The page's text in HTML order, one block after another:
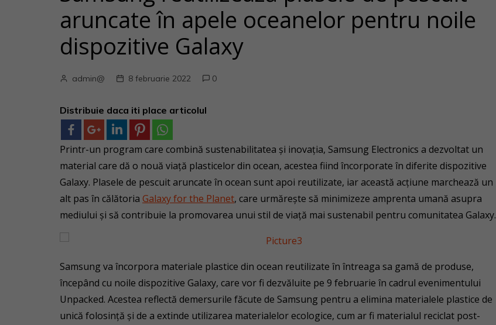
aruncate în apele oceanelor pentru noile
dispozitive Galaxy
admin@ 8 februarie 2022 0
Distribuie daca iti place articolul
Printr-un program care combină sustenabilitatea și inovația, Samsung Electronics a dezvoltat un
material care dă o nouă viață plasticelor din ocean, acestea fiind încorporate în diferite dispozitive
Galaxy. Plasele de pescuit aruncate în ocean sunt apoi reutilizate, iar această acțiune marchează un
alt pas în călătoria Galaxy for the Planet, care urmărește să minimizeze amprenta umană asupra
mediului și să contribuie la promovarea unui stil de viață mai sustenabil pentru comunitatea Galaxy.
Samsung va încorpora materiale plastice din ocean reutilizate în întreaga sa gamă de produse,
începând cu noile dispozitive Galaxy, care vor fi dezvăluite pe 9 februarie în cadrul evenimentului
Unpacked. Acestea reflectă demersurile făcute de Samsung pentru a elimina materialele plastice de
unică folosință și de a extinde utilizarea materialelor ecologice, cum ar fi materialul reciclat post-